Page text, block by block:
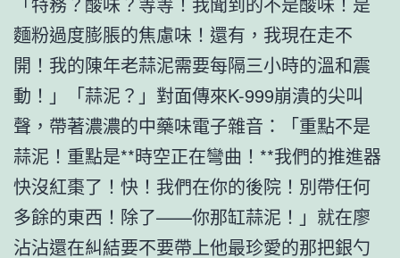
麵粉過度膨脹的焦慮味！還有，我現在走不
開！我的陳年老蒜泥需要每隔三小時的溫和震
動！」「蒜泥？」對面傳來K-999崩潰的尖叫
聲，帶著濃濃的中藥味電子雜音：「重點不是
蒜泥！重點是**時空正在彎曲！**我們的推進器
快沒紅棗了！快！我們在你的後院！別帶任何
多餘的東西！除了——你那缸蒜泥！」就在廖
沾沾還在糾結要不要帶上他最珍愛的那把銀勺